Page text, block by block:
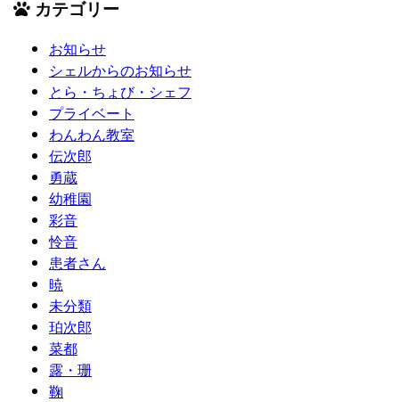
カテゴリー
お知らせ
シェルからのお知らせ
とら・ちょび・シェフ
プライベート
わんわん教室
伝次郎
勇蔵
幼稚園
彩音
怜音
患者さん
暁
未分類
珀次郎
菜都
露・珊
鞠